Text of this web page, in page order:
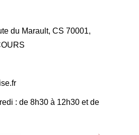
du Marault, CS 70001,
: de 8h30 à 12h30 et de